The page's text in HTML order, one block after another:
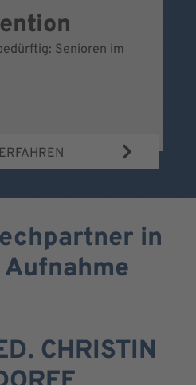
Senioren im
in
CHRISTIN